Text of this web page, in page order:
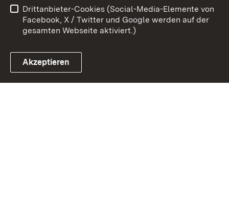
Link zum Landesportal
Impressum
Cookies
Drittanbieter-Cookies (Social-Media-Elemente von
Facebook, X / Twitter und Google werden auf der
gesamten Webseite aktiviert.)
Akzeptieren